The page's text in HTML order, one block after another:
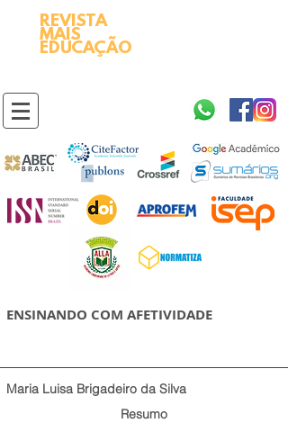
REVISTA
MAIS
EDUCAÇÃO
ENSINANDO COM AFETIVIDADE
Maria Luisa Brigadeiro da Silva
Resumo